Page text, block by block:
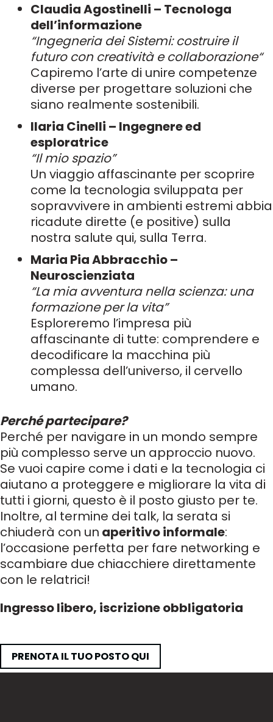
Claudia Agostinelli – Tecnologa
dell’informazione
“Ingegneria dei Sistemi: costruire il
futuro con creatività e collaborazione“
Capiremo l’arte di unire competenze
diverse per progettare soluzioni che
siano realmente sostenibili.
Ilaria Cinelli – Ingegnere ed
esploratrice
“Il mio spazio”
Un viaggio affascinante per scoprire
come la tecnologia sviluppata per
sopravvivere in ambienti estremi abbia
ricadute dirette (e positive) sulla
nostra salute qui, sulla Terra.
Maria Pia Abbracchio –
Neuroscienziata
“La mia avventura nella scienza: una
formazione per la vita”
Esploreremo l’impresa più
affascinante di tutte: comprendere e
decodificare la macchina più
complessa dell’universo, il cervello
umano.
Perché partecipare?
Perché per navigare in un mondo sempre
più complesso serve un approccio nuovo.
Se vuoi capire come i dati e la tecnologia ci
aiutano a proteggere e migliorare la vita di
tutti i giorni, questo è il posto giusto per te.
Inoltre, al termine dei talk, la serata si
chiuderà con un aperitivo informale:
l’occasione perfetta per fare networking e
scambiare due chiacchiere direttamente
con le relatrici!
Ingresso libero, iscrizione obbligatoria
PRENOTA IL TUO POSTO QUI